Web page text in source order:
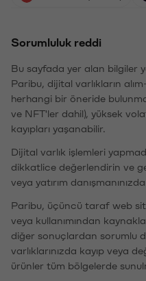
Sorumluluk reddi
Bu sayfada yer alan bilgiler
Paribu, dijital varlıkların
herhangi bir öneride
ve NFT'ler dahil), yüksek
kayıpları yaşanabilir.
Dijital varlık işlemleri
dikkatlice değerlendirin ve
veya yatırım
Paribu, üçüncü taraf web
veya kullanımından
diğer sonuçlardan sorumlu
varlıklarınızda kayıp veya
ürünler tüm bölgelerde